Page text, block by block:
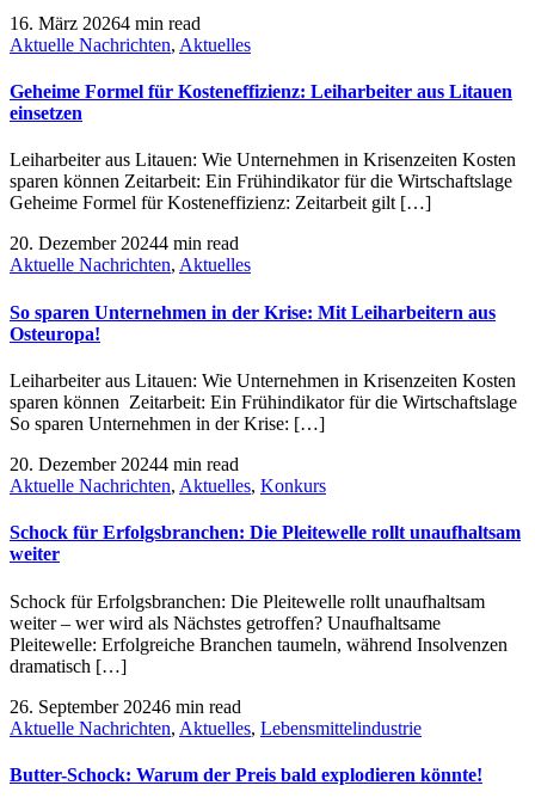
16. März 20264 min read
Aktuelle Nachrichten, Aktuelles
Geheime Formel für Kosteneffizienz: Leiharbeiter aus Litauen
einsetzen
Leiharbeiter aus Litauen: Wie Unternehmen in Krisenzeiten Kosten
sparen können Zeitarbeit: Ein Frühindikator für die Wirtschaftslage
Geheime Formel für Kosteneffizienz: Zeitarbeit gilt […]
20. Dezember 20244 min read
Aktuelle Nachrichten, Aktuelles
So sparen Unternehmen in der Krise: Mit Leiharbeitern aus
Osteuropa!
Leiharbeiter aus Litauen: Wie Unternehmen in Krisenzeiten Kosten
sparen können Zeitarbeit: Ein Frühindikator für die Wirtschaftslage
So sparen Unternehmen in der Krise: […]
20. Dezember 20244 min read
Aktuelle Nachrichten, Aktuelles, Konkurs
Schock für Erfolgsbranchen: Die Pleitewelle rollt unaufhaltsam
weiter
Schock für Erfolgsbranchen: Die Pleitewelle rollt unaufhaltsam
weiter – wer wird als Nächstes getroffen? Unaufhaltsame
Pleitewelle: Erfolgreiche Branchen taumeln, während Insolvenzen
dramatisch […]
26. September 20246 min read
Aktuelle Nachrichten, Aktuelles, Lebensmittelindustrie
Butter-Schock: Warum der Preis bald explodieren könnte!